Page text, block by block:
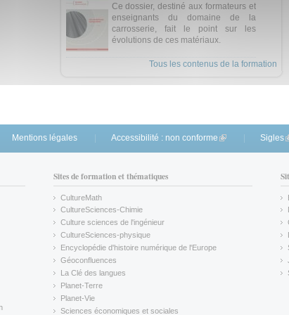
Ce dossier, destiné aux formateurs et
enseignants du domaine de la
carrosserie, fait le point sur les
évolutions de ces matériaux.
Tous les contenus de la formation
Mentions légales Accessibilité : non conforme (link is external)
Sigles
Sites de formation et thématiques
CultureMath
(link is external)
CultureSciences-Chimie
(link is external)
Culture sciences de l'ingénieur
CultureSciences-physique
(link is external)
Encyclopédie d'histoire numérique de l'Europe
(link is external)
Géoconfluences
(link is external)
La Clé des langues
(link is external)
Planet-Terre
(link is external)
Planet-Vie
(link is external)
Sciences économiques et sociales